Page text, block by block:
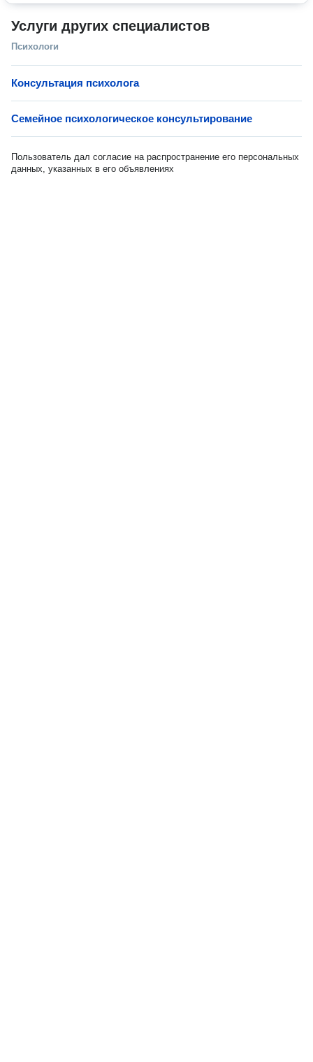
Услуги других специалистов
Психологи
Консультация психолога
Семейное психологическое консультирование
Пользователь дал согласие на распространение его персональных
данных, указанных в его объявлениях